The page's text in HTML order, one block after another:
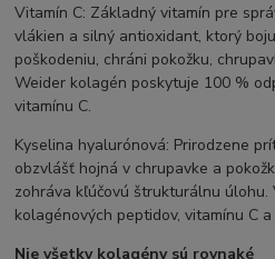
Vitamín C: Základný vitamín pre
vlákien a silný antioxidant, ktorý
poškodeniu, chráni pokožku,
Weider kolagén poskytuje 100 %
vitamínu C.
Kyselina hyalurónová: Prirodzene
obzvlášť hojná v chrupavke a
zohráva kľúčovú štrukturálnu
kolagénových peptidov, vitamínu C a
Nie všetky kolagény sú rovnaké